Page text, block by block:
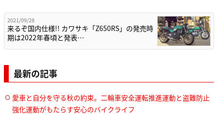
2021/09/28
来るぞ国内仕様!! カワサキ「Z650RS」の発売時
期は2022年春頃と発表…
最新の記事
愛車と自分を守る秋の約束。二輪車安全運転推進運動と盗難防止
強化運動がもたらす安心のバイクライフ